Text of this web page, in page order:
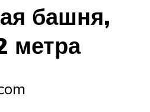
башня,
метра